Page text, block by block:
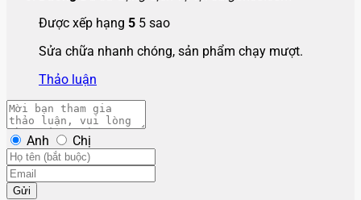
Được xếp hạng 5 5 sao
Sửa chữa nhanh chóng, sản phẩm chạy mượt.
Thảo luận
Anh Chị
Gửi